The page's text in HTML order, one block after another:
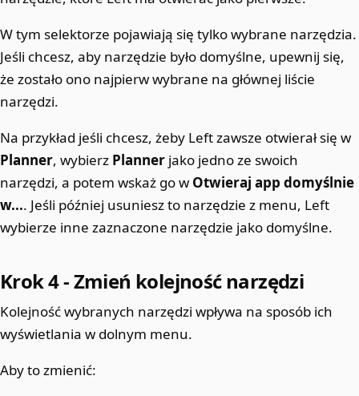
W tym selektorze pojawiają się tylko wybrane narzędzia.
Jeśli chcesz, aby narzędzie było domyślne, upewnij się,
że zostało ono najpierw wybrane na głównej liście
narzędzi.
Na przykład jeśli chcesz, żeby Left zawsze otwierał się w
Planner, wybierz Planner jako jedno ze swoich
narzędzi, a potem wskaż go w Otwieraj app domyślnie
w.... Jeśli później usuniesz to narzędzie z menu, Left
wybierze inne zaznaczone narzędzie jako domyślne.
Krok 4 - Zmień kolejność narzędzi
Kolejność wybranych narzędzi wpływa na sposób ich
wyświetlania w dolnym menu.
Aby to zmienić: